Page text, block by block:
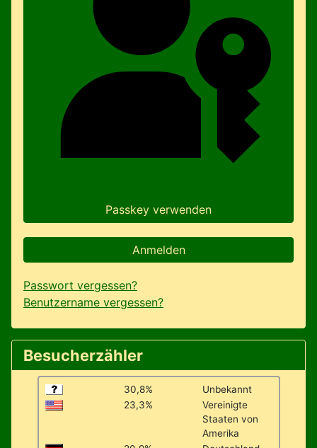
Passkey verwenden
Anmelden
Passwort vergessen?
Benutzername vergessen?
Besucherzähler
30,8%
Unbekannt
23,3%
Vereinigte
Staaten von
Amerika